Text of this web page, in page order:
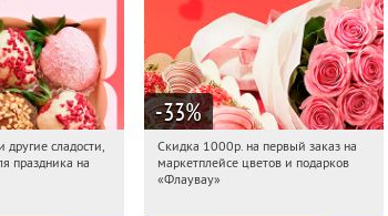
Получили:
сладости,
праздника на
-33%
05:00:27 Получили:
Россия
Скидка 1000р. на первый заказ на
маркетплейсе цветов и подарков
«Флаувау»